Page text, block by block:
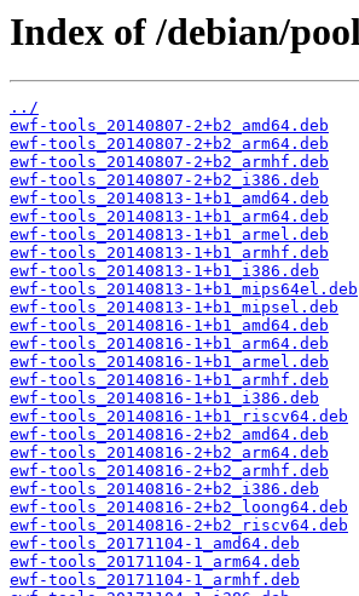
Index of /debian/
../
ewf-tools_20140807-2+b2_amd64.deb
ewf-tools_20140807-2+b2_arm64.deb
ewf-tools_20140807-2+b2_armhf.deb
ewf-tools_20140807-2+b2_i386.deb
ewf-tools_20140813-1+b1_amd64.deb
ewf-tools_20140813-1+b1_arm64.deb
ewf-tools_20140813-1+b1_armel.deb
ewf-tools_20140813-1+b1_armhf.deb
ewf-tools_20140813-1+b1_i386.deb
ewf-tools_20140813-1+b1_mips64el.deb
ewf-tools_20140813-1+b1_mipsel.deb
ewf-tools_20140816-1+b1_amd64.deb
ewf-tools_20140816-1+b1_arm64.deb
ewf-tools_20140816-1+b1_armel.deb
ewf-tools_20140816-1+b1_armhf.deb
ewf-tools_20140816-1+b1_i386.deb
ewf-tools_20140816-1+b1_riscv64.deb
ewf-tools_20140816-2+b2_amd64.deb
ewf-tools_20140816-2+b2_arm64.deb
ewf-tools_20140816-2+b2_armhf.deb
ewf-tools_20140816-2+b2_i386.deb
ewf-tools_20140816-2+b2_loong64.deb
ewf-tools_20140816-2+b2_riscv64.deb
ewf-tools_20171104-1_amd64.deb
ewf-tools_20171104-1_arm64.deb
ewf-tools_20171104-1_armhf.deb